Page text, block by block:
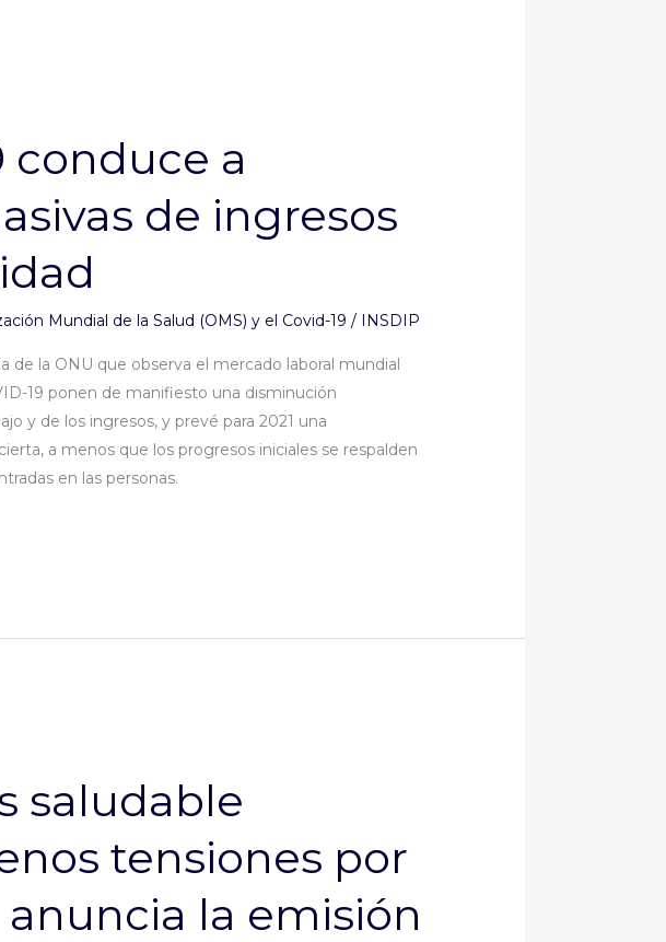
conduce a
de ingresos
Mundial de la Salud (OMS) y el Covid-19 / INSDIP
de la ONU que observa el mercado laboral mundial
19 ponen de manifiesto una disminución
y de los ingresos, y prevé para 2021 una
a menos que los progresos iniciales se respalden
en las personas.
saludable
tensiones por
anuncia la emisión